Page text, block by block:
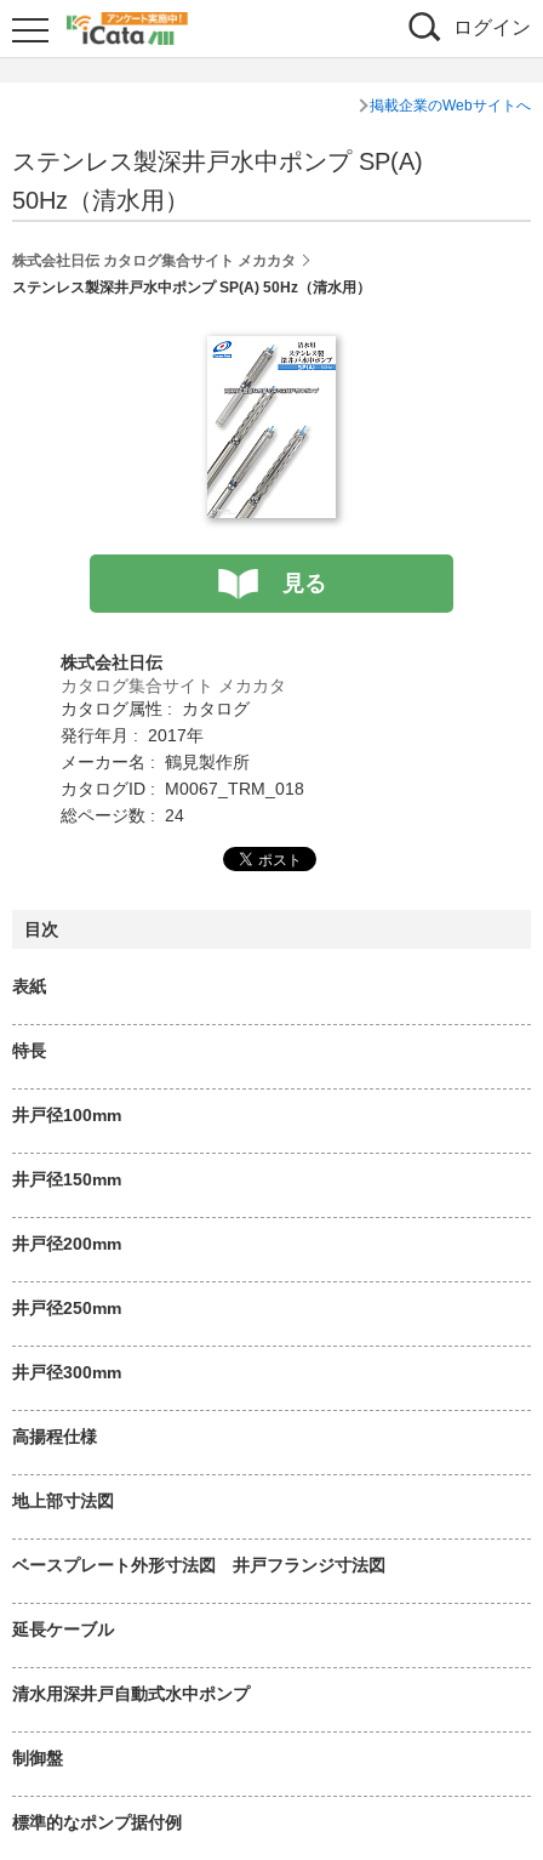
ログイン
掲載企業のWebサイトへ
ステンレス製深井戸水中ポンプ SP(A)
50Hz（清水用）
株式会社日伝 カタログ集合サイト メカカタ
ステンレス製深井戸水中ポンプ SP(A) 50Hz（清水用）
見る
株式会社日伝
カタログ集合サイト メカカタ
カタログ属性 : カタログ
発行年月 : 2017年
メーカー名 : 鶴見製作所
カタログID : M0067_TRM_018
総ページ数 : 24
目次
表紙
特長
井戸径100mm
井戸径150mm
井戸径200mm
井戸径250mm
井戸径300mm
高揚程仕様
地上部寸法図
ベースプレート外形寸法図 井戸フランジ寸法図
延長ケーブル
清水用深井戸自動式水中ポンプ
制御盤
標準的なポンプ据付例